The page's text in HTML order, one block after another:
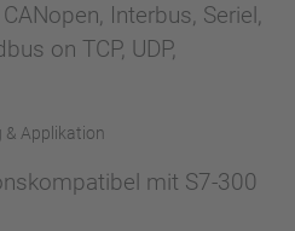
Interbus, Seriel,
on TCP, UDP,
& Applikation
mit S7-300